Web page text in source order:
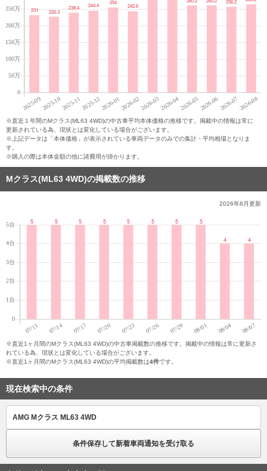
※直近１年間のMクラス(ML63 4WD)の中古車平均本体価格の推移です。掲載中の情報は常に
更新されている為、現状とは変化している場合がございます。
※上記データは「本体価格」が表示されている車両データのみでの集計・平均相場となりま
す。
※購入の際は本体金額の他に諸費用が掛かります。
Mクラス(ML63 4WD)の掲載数の推移
2026年8月更新
※直近1ヶ月間のMクラス(ML63 4WD)の中古車掲載数の推移です。掲載中の情報は常に更新さ
れている為、現状とは変化している場合がございます。
※直近1ヶ月間のMクラス(ML63 4WD)の平均掲載数は4件です。
現在検索中の条件
AMG Mクラス ML63 4WD
条件保存して新着車両通知を受け取る